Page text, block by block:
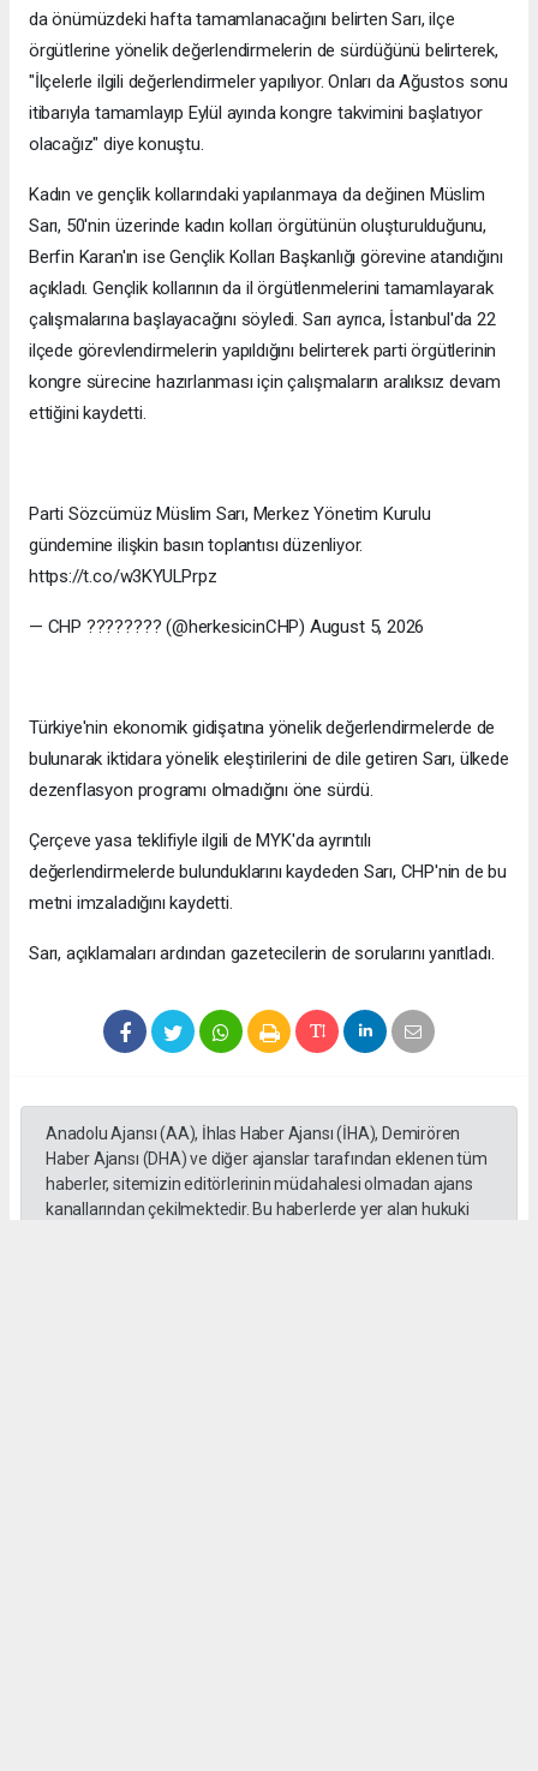
da önümüzdeki hafta tamamlanacağını belirten Sarı, ilçe
örgütlerine yönelik değerlendirmelerin de sürdüğünü belirterek,
"İlçelerle ilgili değerlendirmeler yapılıyor. Onları da Ağustos sonu
itibarıyla tamamlayıp Eylül ayında kongre takvimini başlatıyor
olacağız" diye konuştu.
Kadın ve gençlik kollarındaki yapılanmaya da değinen Müslim
Sarı, 50'nin üzerinde kadın kolları örgütünün oluşturulduğunu,
Berfin Karan'ın ise Gençlik Kolları Başkanlığı görevine atandığını
açıkladı. Gençlik kollarının da il örgütlenmelerini tamamlayarak
çalışmalarına başlayacağını söyledi. Sarı ayrıca, İstanbul'da 22
ilçede görevlendirmelerin yapıldığını belirterek parti örgütlerinin
kongre sürecine hazırlanması için çalışmaların aralıksız devam
ettiğini kaydetti.
Parti Sözcümüz Müslim Sarı, Merkez Yönetim Kurulu
gündemine ilişkin basın toplantısı düzenliyor.
https://t.co/w3KYULPrpz
— CHP ???????? (@herkesicinCHP) August 5, 2026
Türkiye'nin ekonomik gidişatına yönelik değerlendirmelerde de
bulunarak iktidara yönelik eleştirilerini de dile getiren Sarı, ülkede
dezenflasyon programı olmadığını öne sürdü.
Çerçeve yasa teklifiyle ilgili de MYK'da ayrıntılı
değerlendirmelerde bulunduklarını kaydeden Sarı, CHP'nin de bu
metni imzaladığını kaydetti.
Sarı, açıklamaları ardından gazetecilerin de sorularını yanıtladı.
Anadolu Ajansı (AA), İhlas Haber Ajansı (İHA), Demirören
Haber Ajansı (DHA) ve diğer ajanslar tarafından eklenen tüm
haberler, sitemizin editörlerinin müdahalesi olmadan ajans
kanallarından çekilmektedir. Bu haberlerde yer alan hukuki